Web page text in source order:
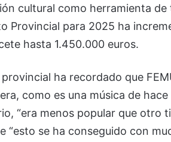
cultural como herramienta
Provincial para 2025 ha
hasta 1.450.000 euros.
ha recordado que
como es una música de
“era menos popular que otro
“esto se ha conseguido con